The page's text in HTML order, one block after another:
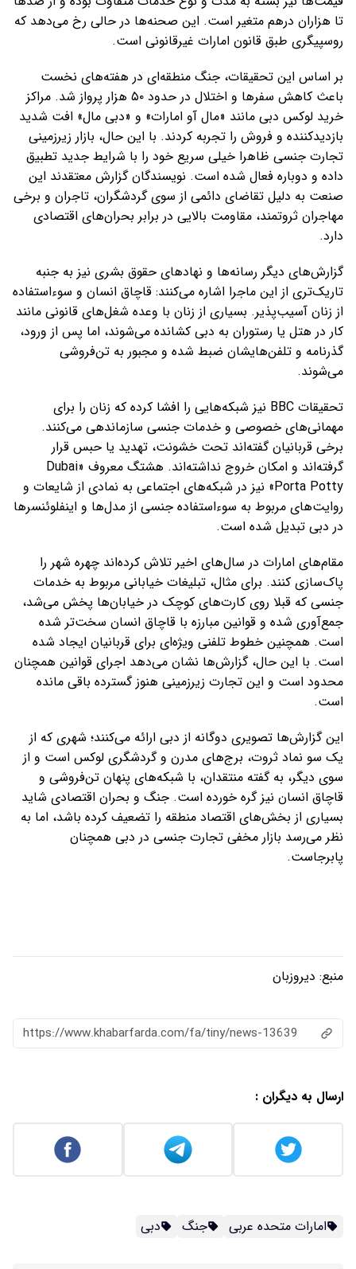
تا هزاران درهم متغیر است. این صحنه‌ها در حالی رخ می‌دهد که
روسپیگری طبق قانون امارات غیرقانونی است.
بر اساس این تحقیقات، جنگ منطقه‌ای در هفته‌های نخست
باعث کاهش سفرها و اختلال در حدود ۵۰ هزار پرواز شد. مراکز
خرید لوکس دبی مانند «مال آو امارات» و «دبی مال» افت شدید
بازدیدکننده و فروش را تجربه کردند. با این حال، بازار زیرزمینی
تجارت جنسی ظاهرا خیلی سریع خود را با شرایط جدید تطبیق
داده و دوباره فعال شده است. نویسندگان گزارش معتقدند این
صنعت به دلیل تقاضای دائمی از سوی گردشگران، تاجران و برخی
مهاجران ثروتمند، مقاومت بالایی در برابر بحران‌های اقتصادی
دارد.
گزارش‌های دیگر رسانه‌ها و نهادهای حقوق بشری نیز به جنبه
تاریک‌تری از این ماجرا اشاره می‌کنند: قاچاق انسان و سوءاستفاده
از زنان آسیب‌پذیر. بسیاری از زنان با وعده شغل‌های قانونی مانند
کار در هتل یا رستوران به دبی کشانده می‌شوند، اما پس از ورود،
گذرنامه و تلفن‌هایشان ضبط شده و مجبور به تن‌فروشی
می‌شوند.
تحقیقات BBC نیز شبکه‌هایی را افشا کرده که زنان را برای
مهمانی‌های خصوصی و خدمات جنسی سازماندهی می‌کنند.
برخی قربانیان گفته‌اند تحت خشونت، تهدید یا حبس قرار
گرفته‌اند و امکان خروج نداشته‌اند. هشتگ معروف «Dubai
Porta Potty» نیز در شبکه‌های اجتماعی به نمادی از شایعات و
روایت‌های مربوط به سوءاستفاده جنسی از مدل‌ها و اینفلوئنسرها
در دبی تبدیل شده است.
مقام‌های امارات در سال‌های اخیر تلاش کرده‌اند چهره شهر را
پاک‌سازی کنند. برای مثال، تبلیغات خیابانی مربوط به خدمات
جنسی که قبلا روی کارت‌های کوچک در خیابان‌ها پخش می‌شد،
جمع‌آوری شده و قوانین مبارزه با قاچاق انسان سخت‌تر شده
است. همچنین خطوط تلفنی ویژه‌ای برای قربانیان ایجاد شده
است. با این حال، گزارش‌ها نشان می‌دهد اجرای قوانین همچنان
محدود است و این تجارت زیرزمینی هنوز گسترده باقی مانده
است.
این گزارش‌ها تصویری دوگانه از دبی ارائه می‌کنند؛ شهری که از
یک سو نماد ثروت، برج‌های مدرن و گردشگری لوکس است و از
سوی دیگر، به گفته منتقدان، با شبکه‌های پنهان تن‌فروشی و
قاچاق انسان نیز گره خورده است. جنگ و بحران اقتصادی شاید
بسیاری از بخش‌های اقتصاد منطقه را تضعیف کرده باشد، اما به
نظر می‌رسد بازار مخفی تجارت جنسی در دبی همچنان
پابرجاست.
منبع: دیروزبان
https://www.khabarfarda.com/fa/tiny/news-13639
ارسال به دیگران :
امارات متحده عربی جنگ دبی